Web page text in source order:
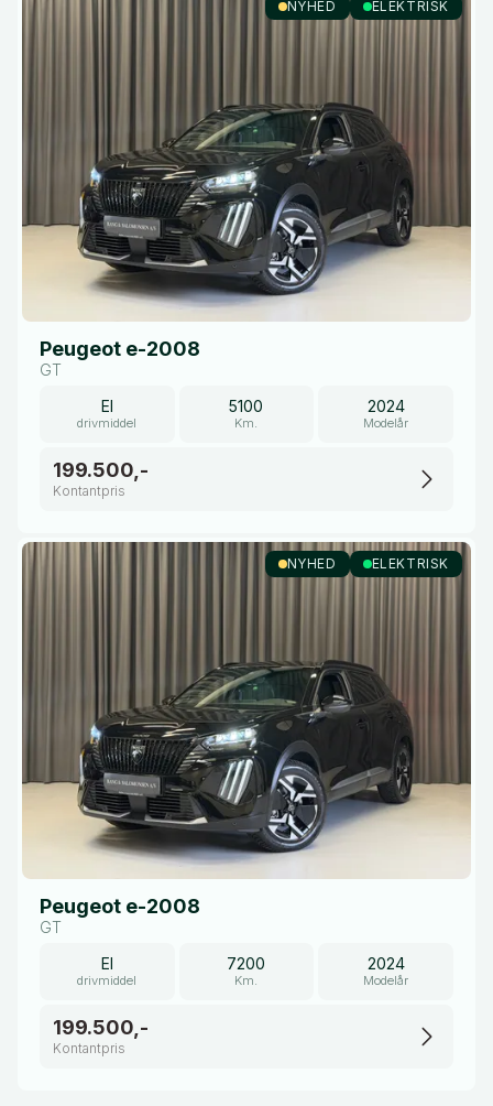
NYHED ELEKTRISK
Peugeot e-2008
GT
El
drivmiddel
5100
Km.
2024
Modelår
199.500,-
Kontantpris
NYHED ELEKTRISK
Peugeot e-2008
GT
El
drivmiddel
7200
Km.
2024
Modelår
199.500,-
Kontantpris